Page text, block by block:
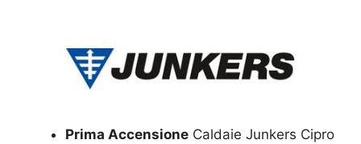
Prima Accensione Caldaie Junkers Cipro